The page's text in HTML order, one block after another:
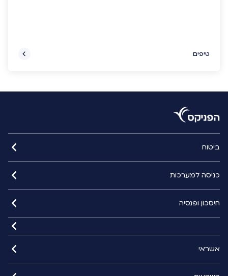
טיפים
ביטוח
כניסה למערכות
חיסכון ופנסיה
אשראי